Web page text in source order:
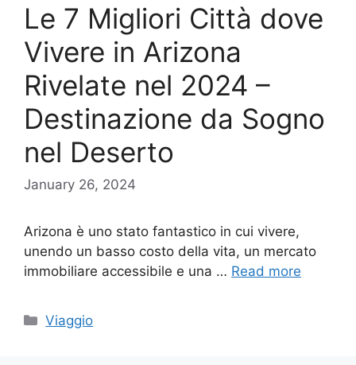
Le 7 Migliori Città dove
Vivere in Arizona
Rivelate nel 2024 –
Destinazione da Sogno
nel Deserto
January 26, 2024
Arizona è uno stato fantastico in cui vivere,
unendo un basso costo della vita, un mercato
immobiliare accessibile e una … Read more
Categories
Viaggio